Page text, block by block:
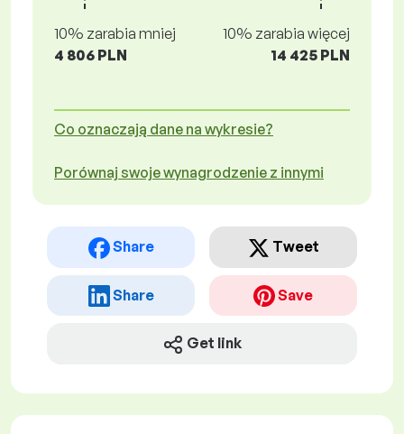
10% zarabia mniej
4 806 PLN
10% zarabia więcej
14 425 PLN
Co oznaczają dane na wykresie?
Porównaj swoje wynagrodzenie z innymi
Share Tweet
Share Save
Get link